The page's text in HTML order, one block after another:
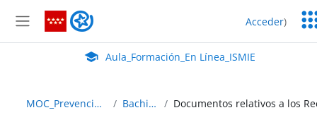
Panel lateral
Aula_Formación_En Línea_ISMIE Acceder)
Aula Virtual de EducaMadrid:
Aula_Formación_En Línea_ISMIE
MOC_Prevencion_22_23 ABIERTO Bachillerato y FP